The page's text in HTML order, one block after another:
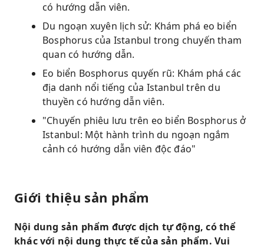
có hướng dẫn viên.
Du ngoạn xuyên lịch sử: Khám phá eo biển
Bosphorus của Istanbul trong chuyến tham
quan có hướng dẫn.
Eo biển Bosphorus quyến rũ: Khám phá các
địa danh nổi tiếng của Istanbul trên du
thuyền có hướng dẫn viên.
"Chuyến phiêu lưu trên eo biển Bosphorus ở
Istanbul: Một hành trình du ngoạn ngắm
cảnh có hướng dẫn viên độc đáo"
Giới thiệu sản phẩm
Nội dung sản phẩm được dịch tự động, có thể
khác với nội dung thực tế của sản phẩm. Vui